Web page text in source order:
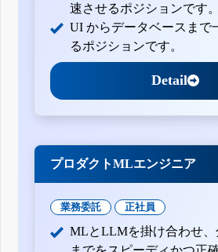
速させるポジションです。
UI からデータベースまで
るポジションです。
Detail
プロダクトMLエンジニア
業務委託 正社員
MLとLLMを掛け合わせ、